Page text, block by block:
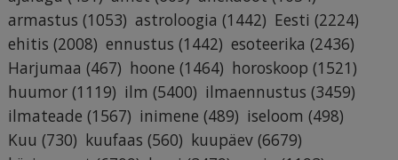
armastus (1053) astroloogia (1442) Eesti (2224)
ehitis (2008) ennustus (1442) esoteerika (2436)
Harjumaa (467) hoone (1464) horoskoop (1521)
huumor (1119) ilm (5400) ilmaennustus (3459)
ilmateade (1567) inimene (489) iseloom (498)
Kuu (730) kuufaas (560) kuupäev (6679)